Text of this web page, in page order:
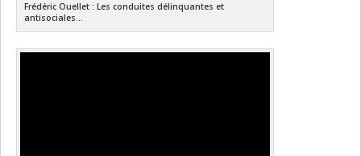
Frédéric Ouellet : Les conduites délinquantes et
antisociales...